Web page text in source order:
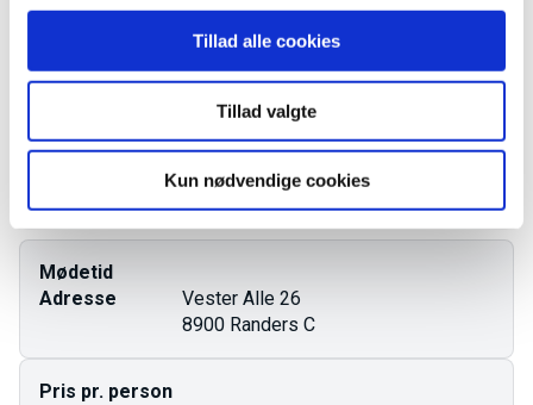
Tillad alle cookies
Tillad valgte
Kun nødvendige cookies
Mødetid
Adresse
Vester Alle 26
8900 Randers C
Pris pr. person
Ledige pladser
2 pladser
Tilmeld forløbet